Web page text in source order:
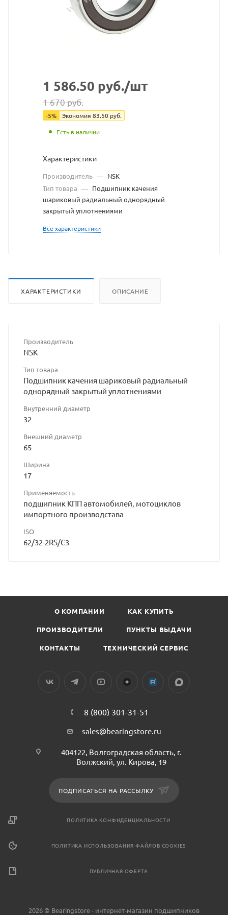
https://
разрешения
владельца
сайта
1 586.50 руб./шт
1 670руб.
-5% Экономия 83.50 руб.
Есть в наличии
Характеристики
Производитель — NSK
Тип товара — Подшипник качения
шариковый радиальный однорядный
закрытый уплотнениями
Все характеристики
ХАРАКТЕРИСТИКИ ОПИСАНИЕ
Производитель
NSK
Тип товара
Подшипник качения шариковый радиальный
однорядный закрытый уплотнениями
Внутренний диаметр
32
Внешний диаметр
65
Ширина
17
Применяемость
подшипник КПП автомобилей, мотоциклов
импортного производстава
ISO
62/32-2RS/C3
О КОМПАНИИ КАК КУПИТЬ
ПРОИЗВОДИТЕЛИ ПУНКТЫ ВЫДАЧИ
КОНТАКТЫ ТЕХНИЧЕСКИЙ СЕРВИС
8 (800) 301-31-51
sales@bearingstore.ru
404122, Волгоградская область, г.
Волжский, ул. Кирова, 19
ПОДПИСАТЬСЯ НА РАССЫЛКУ
ПОЛИТИКА КОНФИДЕНЦИАЛЬНОСТИ
ПОЛИТИКА ИСПОЛЬЗОВАНИЯ ФАЙЛОВ COOKIES
ПУБЛИЧНАЯ ОФЕРТА
2026 © Bearingstore - интернет-магазин подшипников